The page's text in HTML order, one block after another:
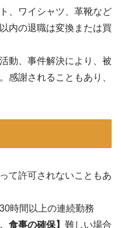
、ワイシャツ、革靴など
内の退職は変換または買
動、事件解決により、被
感謝されることもあり、
て許可されないこともあ
時間以上の連続勤務
食事の確保】 難しい場合